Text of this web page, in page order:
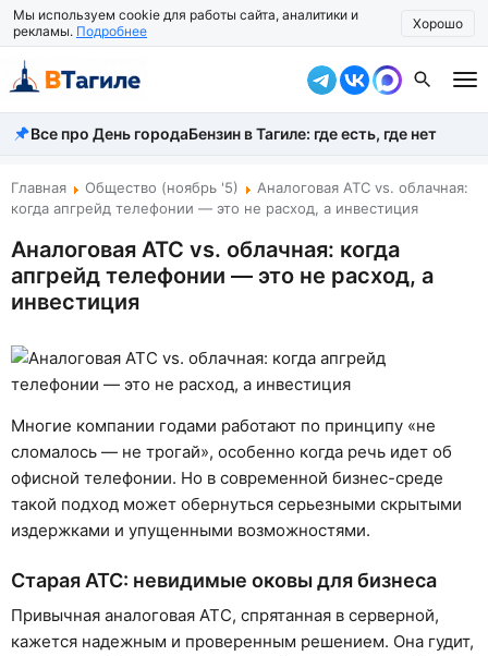
Мы используем cookie для работы сайта, аналитики и
рекламы. Подробнее Хорошо
Все новости
Происшествия
Власть
Жизнь
Экономика
Рассказать новость
Все про День городаБензин в Тагиле: где есть, где нет
Главная Общество (ноябрь '5)
Аналоговая АТС vs. облачная:
когда апгрейд телефонии — это не расход, а инвестиция
Аналоговая АТС vs. облачная: когда
апгрейд телефонии — это не расход, а
инвестиция
Многие компании годами работают по принципу «не
сломалось — не трогай», особенно когда речь идет об
офисной телефонии. Но в современной бизнес-среде
такой подход может обернуться серьезными скрытыми
издержками и упущенными возможностями.
Старая АТС: невидимые оковы для бизнеса
Привычная аналоговая АТС, спрятанная в серверной,
кажется надежным и проверенным решением. Она гудит,